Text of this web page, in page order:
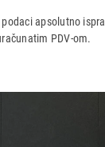
apsolutno
PDV-om.